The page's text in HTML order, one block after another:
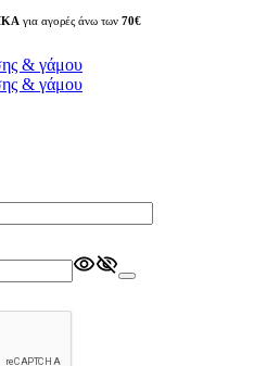
για αγορές άνω των 70€